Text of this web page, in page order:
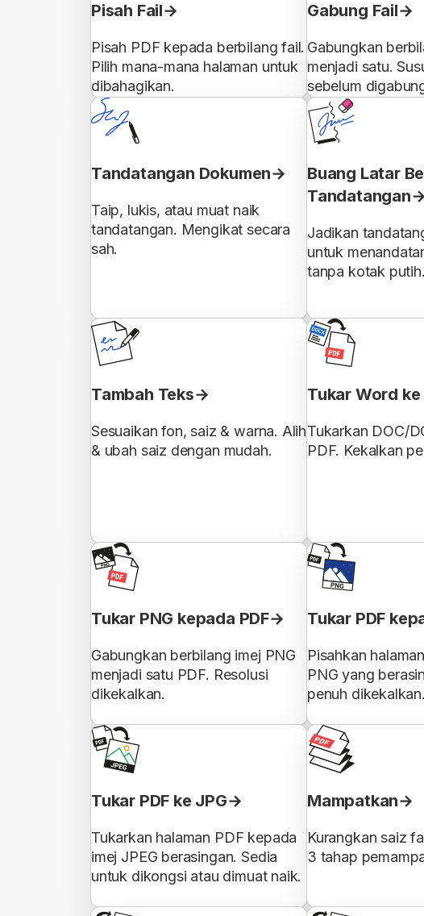
Pisah Fail
Pisah PDF kepada berbilang fail.
Pilih mana-mana halaman untuk
dibahagikan.
Gabung Fail
Gabungkan
menjadi satu.
sebelum
Tandatangan Dokumen
Taip, lukis, atau muat naik
tandatangan. Mengikat secara
sah.
Buang Latar
Tandatangan
Jadikan
untuk
tanpa kotak putih.
Tambah Teks
Sesuaikan fon, saiz & warna. Alih
& ubah saiz dengan mudah.
Tukar Word ke
Tukarkan DOC/
PDF. Kekalkan
Tukar PNG kepada PDF
Gabungkan berbilang imej PNG
menjadi satu PDF. Resolusi
dikekalkan.
Tukar PDF
Pisahkan
PNG yang
penuh dikekalkan.
Tukar PDF ke JPG
Tukarkan halaman PDF kepada
imej JPEG berasingan. Sedia
untuk dikongsi atau dimuat naik.
Mampatkan
Kurangkan saiz
3 tahap